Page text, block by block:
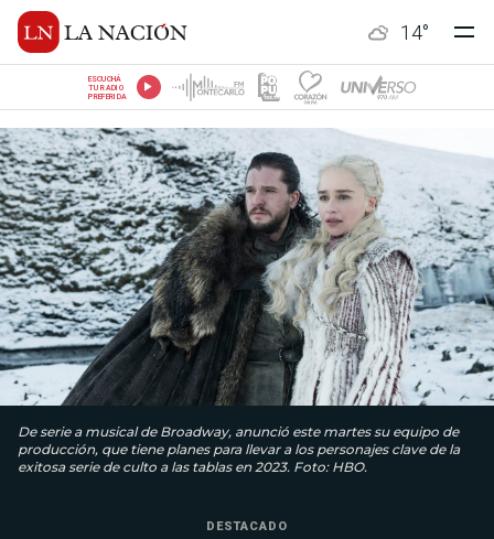
14°
ESCUCHÁ
TU RADIO
PREFERIDA
De serie a musical de Broadway, anunció este martes su equipo de
producción, que tiene planes para llevar a los personajes clave de la
exitosa serie de culto a las tablas en 2023. Foto: HBO.
DESTACADO